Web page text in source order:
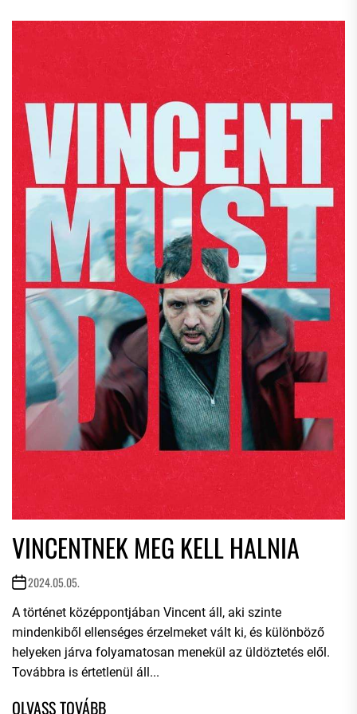
VINCENTNEK MEG KELL HALNIA
2024.05.05.
A történet középpontjában Vincent áll, aki szinte
mindenkiből ellenséges érzelmeket vált ki, és különböző
helyeken járva folyamatosan menekül az üldöztetés elől.
Továbbra is értetlenül áll...